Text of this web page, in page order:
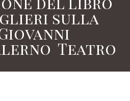
sulla
 Teatro